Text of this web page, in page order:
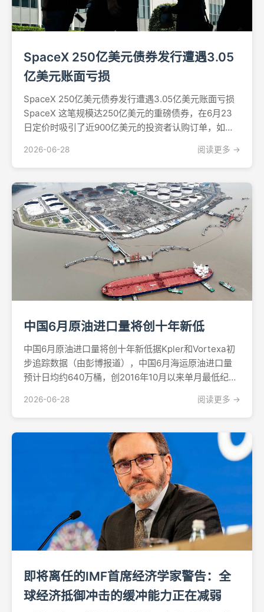
SpaceX 250亿美元债券发行遭遇3.05
亿美元账面亏损
SpaceX 250亿美元债券发行遭遇3.05亿美元账面亏损
SpaceX 这笔规模达250亿美元的重磅债券，在6月23
日定价时吸引了近900亿美元的投资者认购订单，如今
间，相对于美国国债的账面亏损已达约3.05亿美元。交
易员表示，以此规模的债券而言，此次...
2026-06-28 阅读更多 →
中国6月原油进口量将创十年新低
中国6月原油进口量将创十年新低据Kpler和Vortexa初
步追踪数据（由彭博报道），中国6月海运原油进口量
预计日均约640万桶，创2016年10月以来单月最低纪
该数据较5月下降约8%，较伊朗战争实际封锁霍尔木兹
海峡商业航运前的2月冲突前水平更是骤降逾...
2026-06-28 阅读更多 →
即将离任的IMF首席经济学家警告：全
球经济抵御冲击的缓冲能力正在减弱